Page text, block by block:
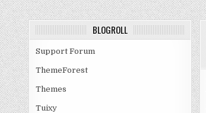
BLOGROLL
Support Forum
ThemeForest
Themes
Tuixy